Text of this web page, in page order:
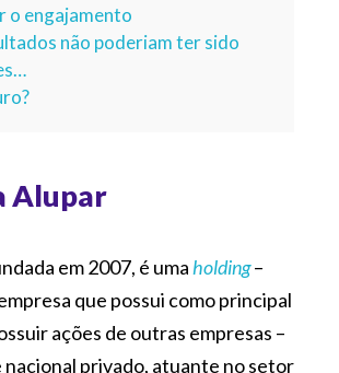
o engajamento
não poderiam ter sido
Alupar
em 2007, é uma holding–
que possui como principal
ações de outras empresas –
privado, atuante no setor